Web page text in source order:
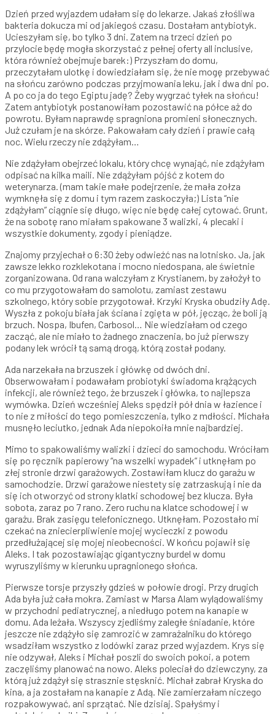
Dzień przed wyjazdem udałam się do lekarze. Jakaś złośliwa
bakteria dokucza mi od jakiegoś czasu. Dostałam antybiotyk.
Ucieszyłam się, bo tylko 3 dni. Zatem na trzeci dzień po
przylocie będę mogła skorzystać z pełnej oferty all inclusive,
która również obejmuje barek:) Przyszłam do domu,
przeczytałam ulotkę i dowiedziałam się, że nie mogę przebywać
na słońcu zarówno podczas przyjmowania leku, jak i dwa dni po.
A po co ja do tego Egiptu jadę? Żeby wygrzać tyłek na słońcu!
Zatem antybiotyk postanowiłam pozostawić na półce aż do
powrotu. Byłam naprawdę spragniona promieni słonecznych.
Już czułam je na skórze. Pakowałam cały dzień i prawie całą
noc. Wielu rzeczy nie zdążyłam…
Nie zdążyłam obejrzeć lokalu, który chcę wynająć, nie zdążyłam
odpisać na kilka maili. Nie zdążyłam pójść z kotem do
weterynarza. (mam takie małe podejrzenie, że mała zołza
wymknęła się z domu i tym razem zaskoczyła;) Lista “nie
zdążyłam” ciągnie się długo, więc nie będę całej cytować. Grunt,
że na sobotę rano miałam spakowane 3 walizki, 4 plecaki i
wszystkie dokumenty, zgody i pieniądze.
Znajomy przyjechał o 6:30 żeby odwieźć nas na lotnisko. Ja, jak
zawsze lekko rozklekotana i mocno niedospana, ale świetnie
zorganizowana. Od rana walczyłam z Krystianem, by założył to
co mu przygotowałam do samolotu, zamiast zestawu
szkolnego, który sobie przygotował. Krzyki Kryska obudziły Adę.
Wyszła z pokoju biała jak ściana i zgięta w pół, jęcząc, że boli ją
brzuch. Nospa, Ibufen, Carbosol… Nie wiedziałam od czego
zacząć, ale nie miało to żadnego znaczenia, bo już pierwszy
podany lek wrócił tą samą drogą, którą został podany.
Ada narzekała na brzuszek i główkę od dwóch dni.
Obserwowałam i podawałam probiotyki świadoma krążących
infekcji, ale również tego, że brzuszek i główka, to najlepsza
wymówka. Dzień wcześniej Aleks spędził pół dnia w łazience i
to nie z miłości do tego pomieszczenia, tylko z mdłości. Michała
musnęło leciutko, jednak Ada niepokoiła mnie najbardziej.
Mimo to spakowaliśmy walizki i dzieci do samochodu. Wróciłam
się po ręcznik papierowy “na wszelki wypadek” i utknęłam po
złej stronie drzwi garażowych. Zostawiłam klucz do garażu w
samochodzie. Drzwi garażowe niestety się zatrzaskują i nie da
się ich otworzyć od strony klatki schodowej bez klucza. Była
sobota, zaraz po 7 rano. Zero ruchu na klatce schodowej i w
garażu. Brak zasięgu telefonicznego. Utknęłam. Pozostało mi
czekać na zniecierpliwienie mojej wycieczki z powodu
przedłużającej się mojej nieobecności. W końcu pojawił się
Aleks. I tak pozostawiając gigantyczny burdel w domu
wyruszyliśmy w kierunku upragnionego słońca.
Pierwsze torsje przyszły gdzieś w połowie drogi. Przy drugich
Ada była już cała mokra. Zamiast w Marsa Alam wylądowaliśmy
w przychodni pediatrycznej, a niedługo potem na kanapie w
domu. Ada leżała. Wszyscy zjedliśmy zaległe śniadanie, które
jeszcze nie zdążyło się zamrozić w zamrażalniku do którego
wsadziłam wszystko z lodówki zaraz przed wyjazdem. Krys się
nie odzywał, Aleks i Michał poszli do swoich pokoi, a potem
zaczęliśmy planować na nowo. Aleks poleciał do dziewczyny, za
którą już zdążył się strasznie stęsknić. Michał zabrał Kryska do
kina, a ja zostałam na kanapie z Adą. Nie zamierzałam niczego
rozpakowywać, ani sprzątać. Nie dzisiaj. Spałyśmy i